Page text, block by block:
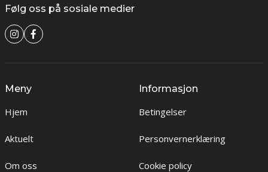
Følg oss på sosiale medier
Meny
Hjem
Aktuelt
Om oss
Informasjon
Betingelser
Personvernerklæring
Cookie policy